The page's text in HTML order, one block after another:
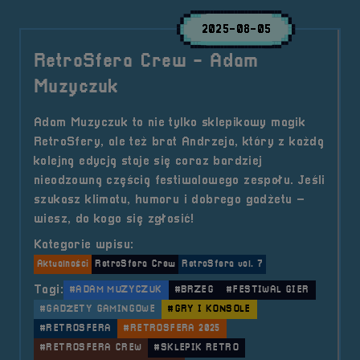
2025-08-05
RetroSfera Crew - Adam
Muzyczuk
Adam Muzyczuk to nie tylko sklepikowy magik
RetroSfery, ale też brat Andrzeja, który z każdą
kolejną edycją staje się coraz bardziej
nieodzowną częścią festiwalowego zespołu. Jeśli
szukasz klimatu, humoru i dobrego gadżetu –
wiesz, do kogo się zgłosić!
Kategorie wpisu:
Aktualności RetroSfera Crew RetroSfera vol. 7
Tagi: #ADAM MUZYCZUK #BRZEG
#FESTIWAL GIER
#GADŻETY GAMINGOWE
#GRY I KONSOLE
#RETROSFERA
#RETROSFERA 2025
#RETROSFERA CREW
#SKLEPIK RETRO